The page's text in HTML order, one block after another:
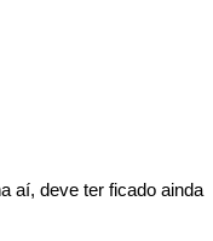
aí, deve ter ficado ainda